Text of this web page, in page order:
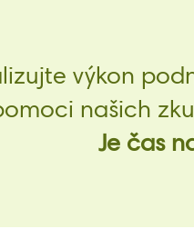
výkon
našich
Je čas